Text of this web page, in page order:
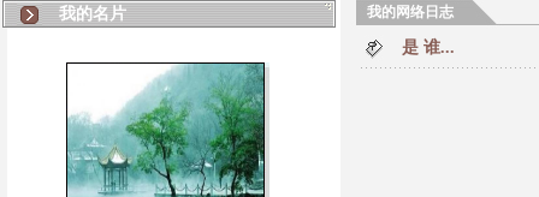
我的名片 我的网络日志
是 谁...